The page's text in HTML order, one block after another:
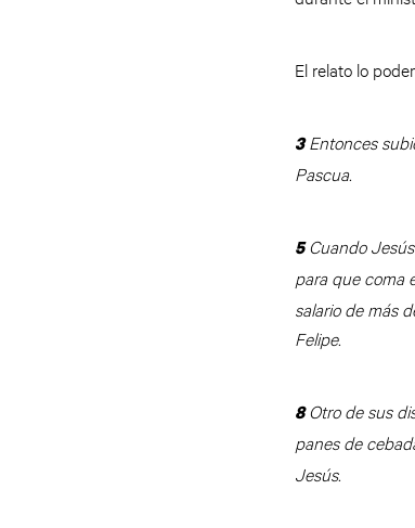
El relato lo
3Entonces
Pascua.
5Cuando Jesús
para que coma
salario de más
Felipe.
8Otro de sus
panes de
Jesús.